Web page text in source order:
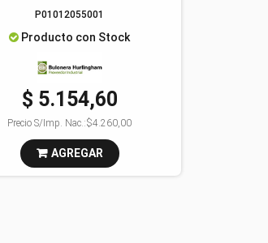
P01012055001
Producto con Stock
$ 5.154,60
Precio S/Imp. Nac.:$4.260,00
AGREGAR